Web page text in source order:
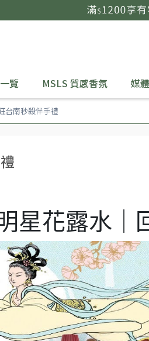
覽 MSLS 質感香氛 媒
台南秒殺伴手禮
星花露水｜